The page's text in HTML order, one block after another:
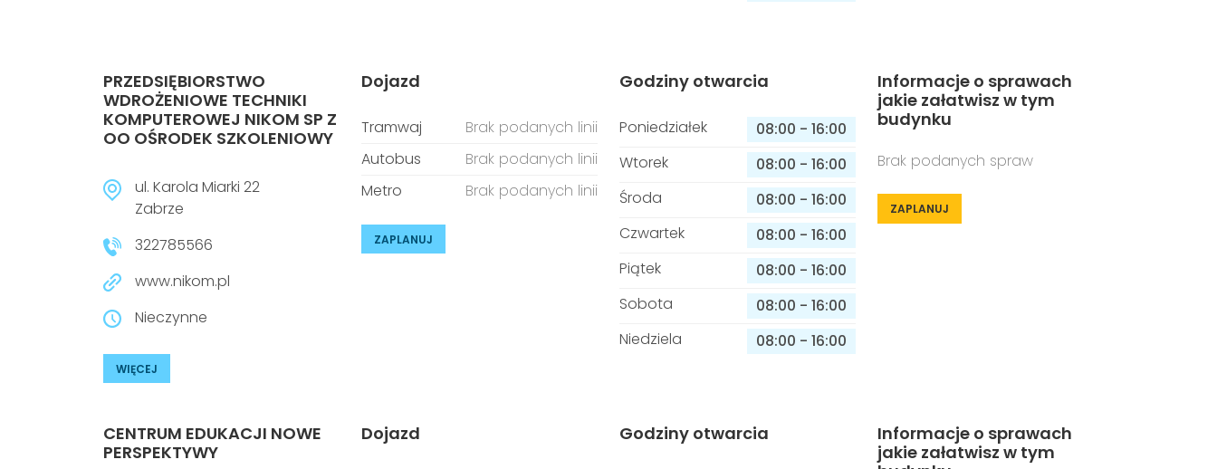
PRZEDSIĘBIORSTWO
WDROŻENIOWE TECHNIKI
KOMPUTEROWEJ NIKOM SP Z
OO OŚRODEK SZKOLENIOWY
ul. Karola Miarki 22
Zabrze
322785566
www.nikom.pl
Nieczynne
WIĘCEJ
Dojazd
Tramwaj
Brak podanych linii
Autobus
Brak podanych linii
Metro
Brak podanych linii
ZAPLANUJ
Godziny otwarcia
Poniedziałek 08:00 - 16:00
Wtorek
08:00 - 16:00
Środa
08:00 - 16:00
Czwartek
08:00 - 16:00
Piątek
08:00 - 16:00
Sobota
08:00 - 16:00
Niedziela
08:00 - 16:00
Informacje o sprawach
jakie załatwisz w tym
budynku
Brak podanych spraw
ZAPLANUJ
CENTRUM EDUKACJI NOWE
PERSPEKTYWY
Dojazd Godziny otwarcia
Informacje o sprawach
jakie załatwisz w tym